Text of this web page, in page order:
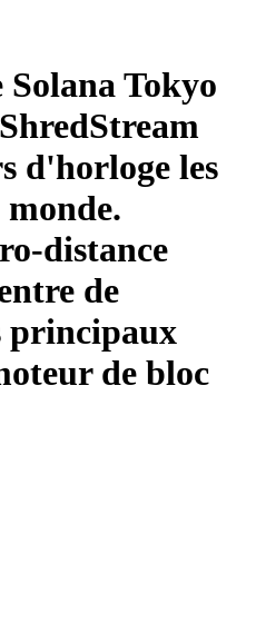
Tokyo
d'horloge les
distance
de
principaux
de bloc